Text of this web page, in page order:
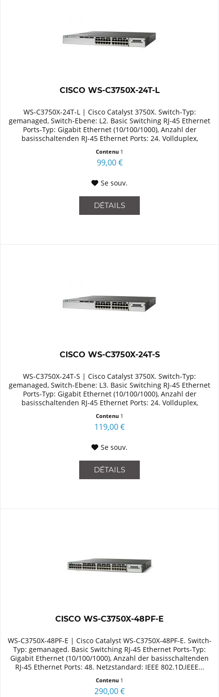
CISCO WS-C3750X-24T-L
WS-C3750X-24T-L | Cisco Catalyst 3750X. Switch-Typ:
gemanaged, Switch-Ebene: L2. Basic Switching RJ-45 Ethernet
Ports-Typ: Gigabit Ethernet (10/100/1000), Anzahl der
basisschaltenden RJ-45 Ethernet Ports: 24. Vollduplex,
Contenu 1
99,00 €
Se souv.
DÉTAILS
CISCO WS-C3750X-24T-S
WS-C3750X-24T-S | Cisco Catalyst 3750X. Switch-Typ:
gemanaged, Switch-Ebene: L3. Basic Switching RJ-45 Ethernet
Ports-Typ: Gigabit Ethernet (10/100/1000), Anzahl der
basisschaltenden RJ-45 Ethernet Ports: 24. Vollduplex,
Contenu 1
119,00 €
Se souv.
DÉTAILS
CISCO WS-C3750X-48PF-E
WS-C3750X-48PF-E | Cisco Catalyst WS-C3750X-48PF-E. Switch-
Typ: gemanaged. Basic Switching RJ-45 Ethernet Ports-Typ:
Gigabit Ethernet (10/100/1000), Anzahl der basisschaltenden
RJ-45 Ethernet Ports: 48. Netzstandard: IEEE 802.1D,IEEE...
Contenu 1
290,00 €